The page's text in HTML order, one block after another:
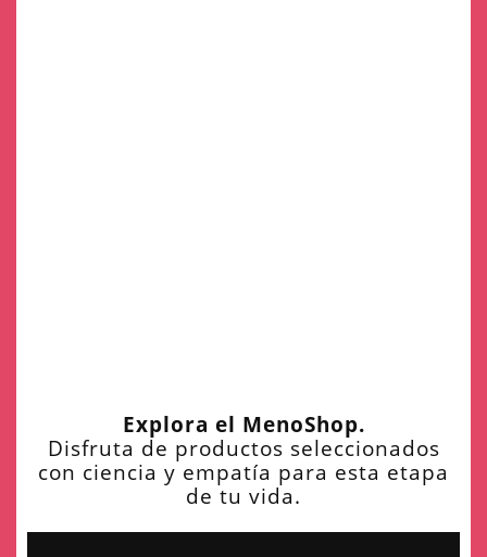
Explora el MenoShop.
Disfruta de productos seleccionados
con ciencia y empatía para esta etapa
de tu vida.